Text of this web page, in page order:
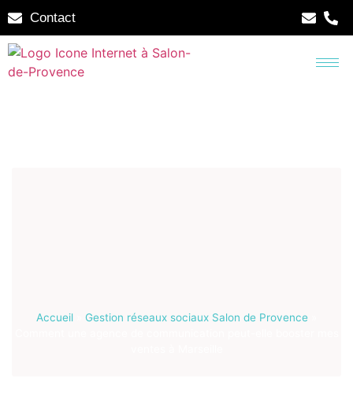
Contact
Accueil Gestion réseaux sociaux Salon de Provence